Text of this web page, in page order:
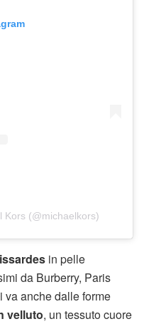
Kors (@michaelkors)
in pelle
da Burberry, Paris
va anche dalle forme
velluto, un tessuto cuore